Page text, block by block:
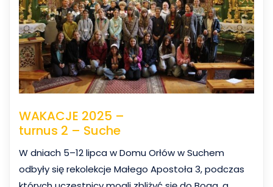
WAKACJE 2025 –
turnus 2 – Suche
W dniach 5–12 lipca w Domu Orłów w Suchem
odbyły się rekolekcje Małego Apostoła 3, podczas